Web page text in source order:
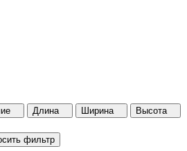
Длина Ширина
Высота
фильтр